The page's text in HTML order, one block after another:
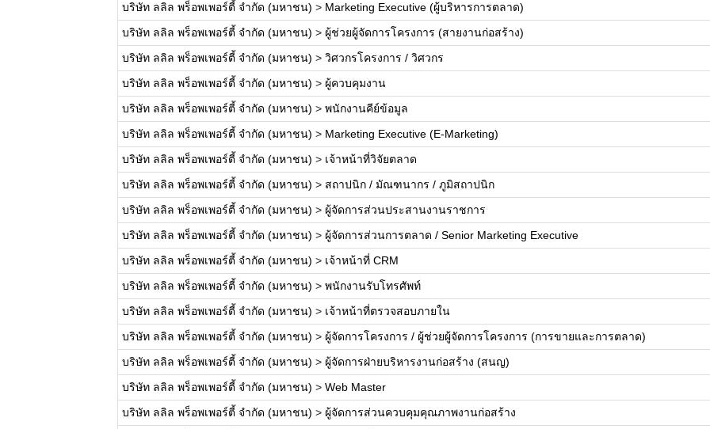
บริษัท ลลิล พร็อพเพอร์ตี้ จำกัด (มหาชน) > Marketing Executive (ผู้บริหารการตลาด)
บริษัท ลลิล พร็อพเพอร์ตี้ จำกัด (มหาชน) > ผู้ช่วยผู้จัดการโครงการ (สายงานก่อสร้าง)
บริษัท ลลิล พร็อพเพอร์ตี้ จำกัด (มหาชน) > วิศวกรโครงการ / วิศวกร
บริษัท ลลิล พร็อพเพอร์ตี้ จำกัด (มหาชน) > ผู้ควบคุมงาน
บริษัท ลลิล พร็อพเพอร์ตี้ จำกัด (มหาชน) > พนักงานคีย์ข้อมูล
บริษัท ลลิล พร็อพเพอร์ตี้ จำกัด (มหาชน) > Marketing Executive (E-Marketing)
บริษัท ลลิล พร็อพเพอร์ตี้ จำกัด (มหาชน) > เจ้าหน้าที่วิจัยตลาด
บริษัท ลลิล พร็อพเพอร์ตี้ จำกัด (มหาชน) > สถาปนิก / มัณฑนากร / ภูมิสถาปนิก
บริษัท ลลิล พร็อพเพอร์ตี้ จำกัด (มหาชน) > ผู้จัดการส่วนประสานงานราชการ
บริษัท ลลิล พร็อพเพอร์ตี้ จำกัด (มหาชน) > ผู้จัดการส่วนการตลาด / Senior Marketing Executive
บริษัท ลลิล พร็อพเพอร์ตี้ จำกัด (มหาชน) > เจ้าหน้าที่ CRM
บริษัท ลลิล พร็อพเพอร์ตี้ จำกัด (มหาชน) > พนักงานรับโทรศัพท์
บริษัท ลลิล พร็อพเพอร์ตี้ จำกัด (มหาชน) > เจ้าหน้าที่ตรวจสอบภายใน
บริษัท ลลิล พร็อพเพอร์ตี้ จำกัด (มหาชน) > ผู้จัดการโครงการ / ผู้ช่วยผู้จัดการโครงการ (การขายและการตลาด)
บริษัท ลลิล พร็อพเพอร์ตี้ จำกัด (มหาชน) > ผู้จัดการฝ่ายบริหารงานก่อสร้าง (สนญ)
บริษัท ลลิล พร็อพเพอร์ตี้ จำกัด (มหาชน) > Web Master
บริษัท ลลิล พร็อพเพอร์ตี้ จำกัด (มหาชน) > ผู้จัดการส่วนควบคุมคุณภาพงานก่อสร้าง